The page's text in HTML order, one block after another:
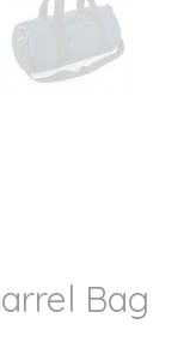
Bag